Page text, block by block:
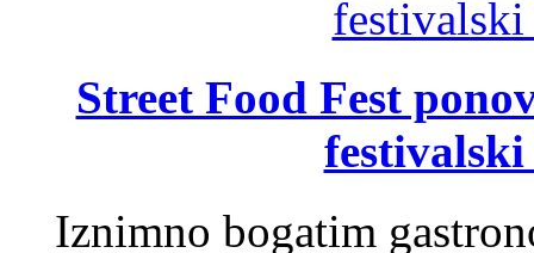
Street Food Fest
Iznimno bogatim